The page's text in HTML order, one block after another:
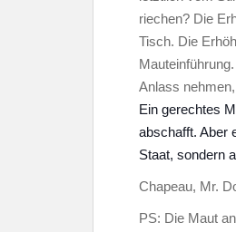
riechen? Die
Tisch. Die
Anlass
Ein gerechtes
abschafft. Aber
Staat, sondern
Chapeau, Mr.
PS: Die Maut